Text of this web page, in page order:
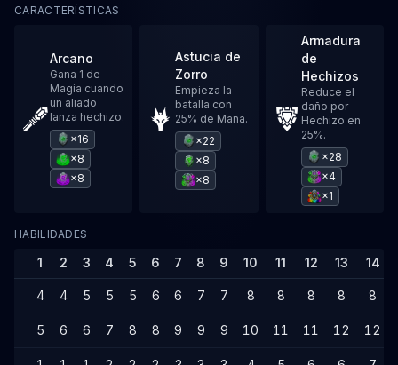
CARACTERÍSTICAS
Arcano
Gana 1 de
Magia cuando
un aliado
lanza hechizo.
×16
×8
×8
Astucia de
Zorro
Empieza la
batalla con
25% de Mana.
×22
×8
×8
Armadura
de
Hechizos
Reduce el
daño por
Hechizo en
25%.
×28
×4
×1
HABILIDADES
1 2 3 4 5 6 7 8 9 10 11 12 13 14
4 4 5 5 5 6 6 7 7 8 8 8 8 8
5 6 6 7 8 8 9 9 9 10 11 11 12 12